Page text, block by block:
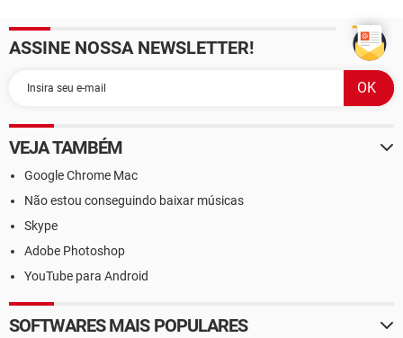
ASSINE NOSSA NEWSLETTER!
VEJA TAMBÉM
Google Chrome Mac
Não estou conseguindo baixar músicas
Skype
Adobe Photoshop
YouTube para Android
SOFTWARES MAIS POPULARES